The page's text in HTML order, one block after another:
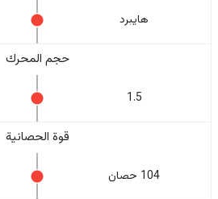
هايبرد
حجم المحرك
1.5
قوة الحصانية
104 حصان